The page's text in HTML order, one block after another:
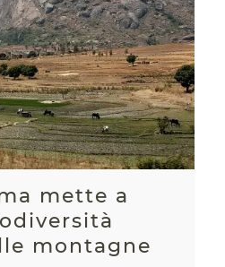
mette a
montagne